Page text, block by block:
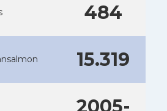
484
15.319
2005-